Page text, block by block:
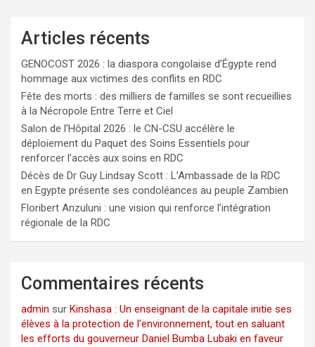
Articles récents
GENOCOST 2026 : la diaspora congolaise d’Égypte rend
hommage aux victimes des conflits en RDC
Fête des morts : des milliers de familles se sont recueillies
à la Nécropole Entre Terre et Ciel
Salon de l’Hôpital 2026 : le CN-CSU accélère le
déploiement du Paquet des Soins Essentiels pour
renforcer l’accès aux soins en RDC
Décès de Dr Guy Lindsay Scott : L’Ambassade de la RDC
en Egypte présente ses condoléances au peuple Zambien
Floribert Anzuluni : une vision qui renforce l’intégration
régionale de la RDC
Commentaires récents
admin sur Kinshasa : Un enseignant de la capitale initie ses
élèves à la protection de l’environnement, tout en saluant
les efforts du gouverneur Daniel Bumba Lubaki en faveur